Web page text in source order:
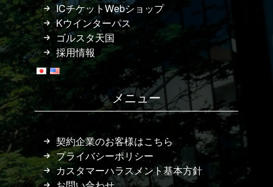
ICチケットWebショップ
Kウインターパス
ゴルスタ天国
採用情報
メニュー
契約企業のお客様はこちら
プライバシーポリシー
カスタマーハラスメント基本方針